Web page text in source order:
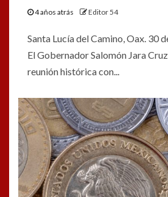
4 años atrás Editor 54
Santa Lucía del Camino, Oax. 30
El Gobernador Salomón Jara
reunión histórica con...